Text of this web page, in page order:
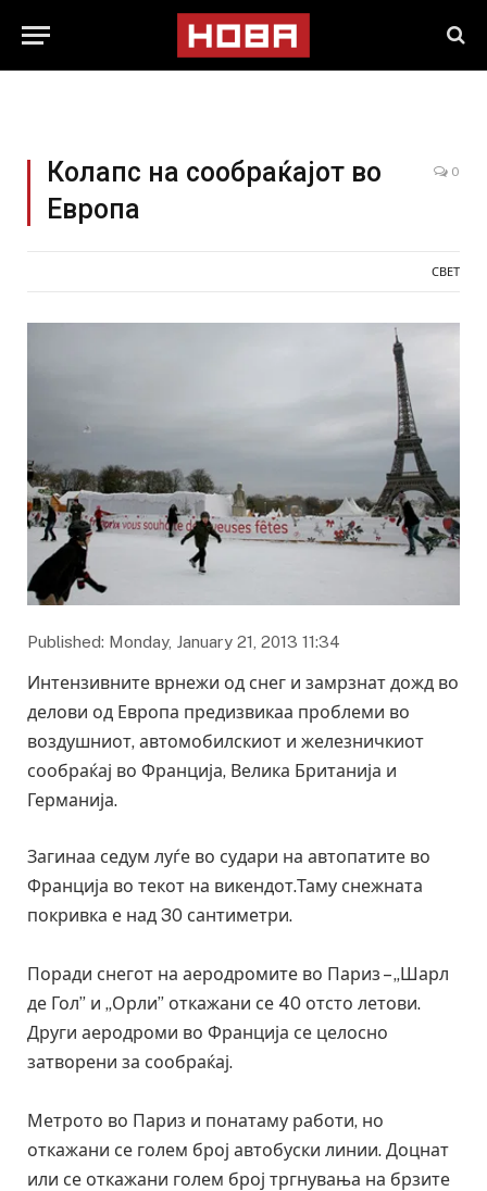
Колапс на сообраќајот во
Европа
0
СВЕТ
Published: Monday, January 21, 2013 11:34
Интензивните врнежи од снег и замрзнат дожд во
делови од Европа предизвикаа проблеми во
воздушниот, автомобилскиот и железничкиот
сообраќај во Франција, Велика Британија и
Германија.
Загинаа седум луѓе во судари на автопатите во
Франција во текот на викендот.Таму снежната
покривка е над 30 сантиметри.
Поради снегот на аеродромите во Париз – „Шарл
де Гол” и „Орли” откажани се 40 отсто летови.
Други аеродроми во Франција се целосно
затворени за сообраќај.
Метрото во Париз и понатаму работи, но
откажани се голем број автобуски линии. Доцнат
или се откажани голем број тргнувања на брзите